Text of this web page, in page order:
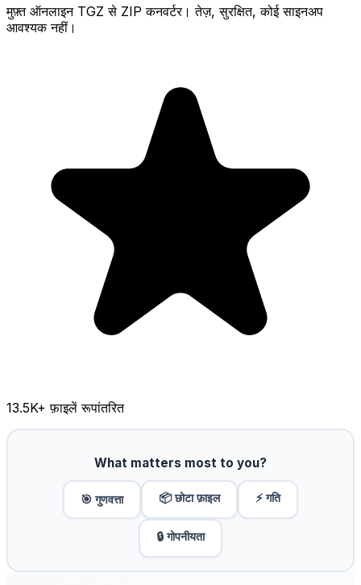
मुफ़्त ऑनलाइन TGZ से ZIP कनवर्टर। तेज़, सुरक्षित, कोई साइनअप
आवश्यक नहीं।
13.5K+ फ़ाइलें रूपांतरित
What matters most to you?
🎯 गुणवत्ता 📦 छोटा फ़ाइल ⚡ गति
🔒 गोपनीयता